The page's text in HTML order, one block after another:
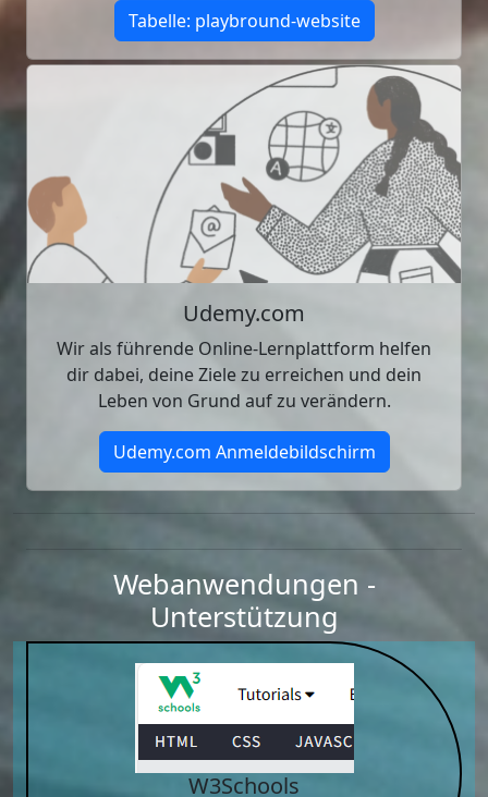
Tabelle: playbround-website
Udemy.com
Wir als führende Online-Lernplattform helfen
dir dabei, deine Ziele zu erreichen und dein
Leben von Grund auf zu verändern.
Udemy.com Anmeldebildschirm
Webanwendungen -
Unterstützung
W3Schools